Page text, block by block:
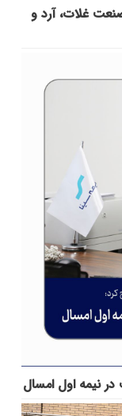
غلات، آرد و